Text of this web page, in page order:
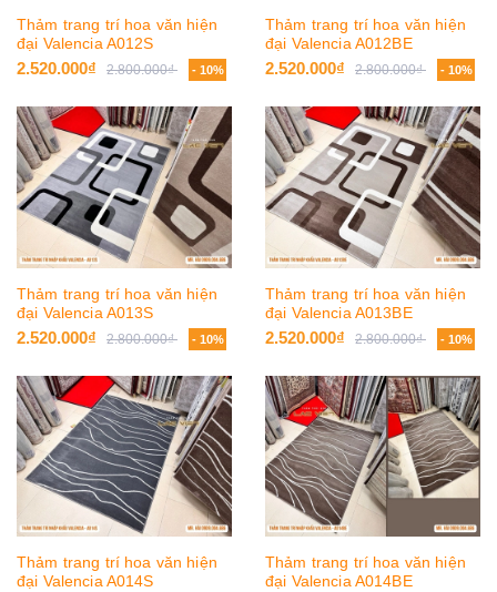
Thảm trang trí hoa văn hiện
đại Valencia A012S
2.520.000₫ 2.800.000₫ - 10%
Thảm trang trí hoa văn hiện
đại Valencia A012BE
2.520.000₫ 2.800.000₫ - 10%
Thảm trang trí hoa văn hiện
đại Valencia A013S
2.520.000₫ 2.800.000₫ - 10%
Thảm trang trí hoa văn hiện
đại Valencia A013BE
2.520.000₫ 2.800.000₫ - 10%
Thảm trang trí hoa văn hiện
đại Valencia A014S
Thảm trang trí hoa văn hiện
đại Valencia A014BE